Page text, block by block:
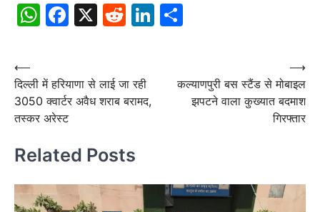
WhatsApp
Facebook
X RedditLinkedIn
Post
navigation
⟵
दिल्ली में हरियाणा से लाई जा रही
3050 क्वार्टर अवैध शराब बरामद,
तस्कर अरेस्ट
कल्याणपुरी बस स्टैंड से मोबाइल
झपटने वाला कुख्यात बदमाश
गिरफ्तार
⟶
Related Posts